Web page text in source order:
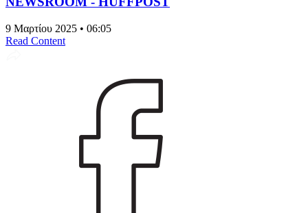
9 Μαρτίου 2025 • 06:05
Read Content